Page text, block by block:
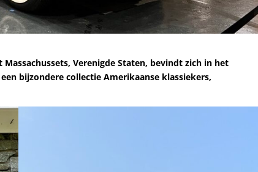
Verenigde Staten, bevindt zich in het
bijzondere collectie Amerikaanse klassiekers,